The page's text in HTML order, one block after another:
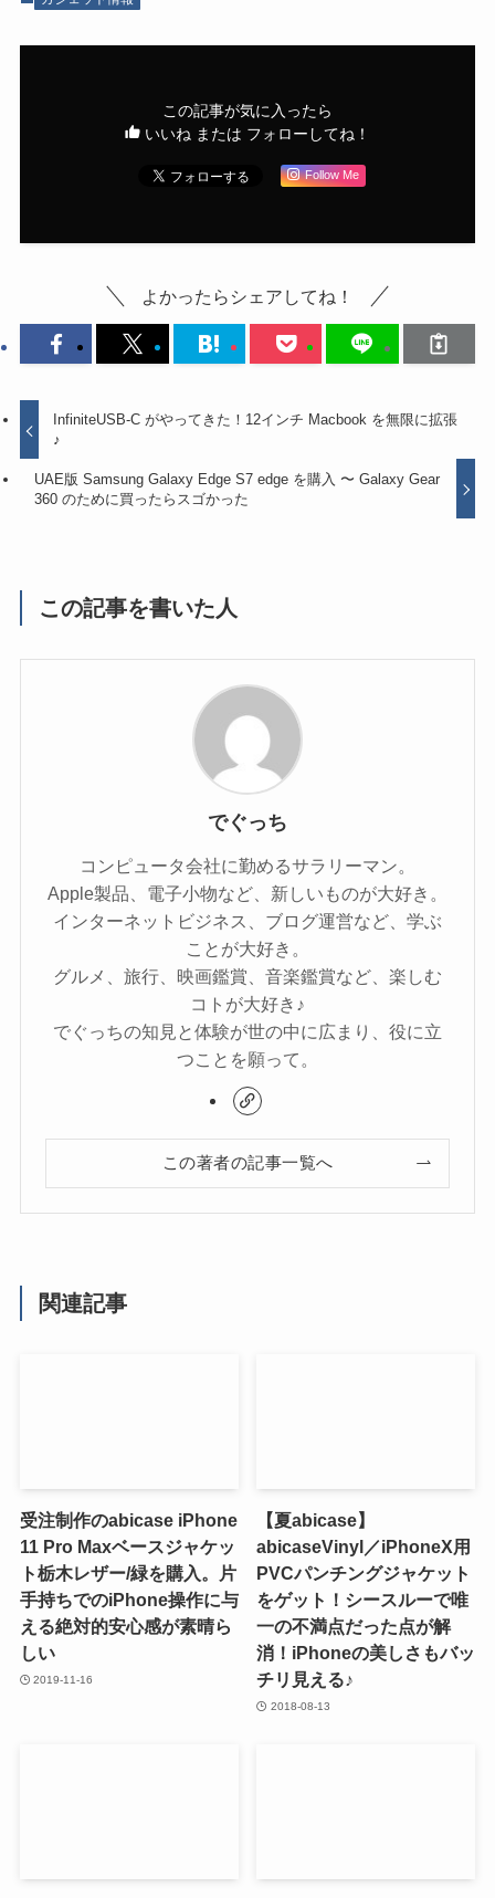
この記事が気に入ったら
いいね または フォローしてね！
Follow Me
よかったらシェアしてね！
InfiniteUSB-C がやってきた！12インチ Macbook を無限に拡張
♪
UAE版 Samsung Galaxy Edge S7 edge を購入 〜 Galaxy Gear
360 のために買ったらスゴかった
この記事を書いた人
でぐっち
コンピュータ会社に勤めるサラリーマン。
Apple製品、電子小物など、新しいものが大好き。
インターネットビジネス、ブログ運営など、学ぶ
ことが大好き。
グルメ、旅行、映画鑑賞、音楽鑑賞など、楽しむ
コトが大好き♪
でぐっちの知見と体験が世の中に広まり、役に立
つことを願って。
この著者の記事一覧へ
関連記事
受注制作のabicase iPhone
11 Pro Maxベースジャケッ
ト栃木レザー/緑を購入。片
手持ちでのiPhone操作に与
える絶対的安心感が素晴ら
しい
2019-11-16
【夏abicase】
abicaseVinyl／iPhoneX用
PVCパンチングジャケット
をゲット！シースルーで唯
一の不満点だった点が解
消！iPhoneの美しさもバッ
チリ見える♪
2018-08-13